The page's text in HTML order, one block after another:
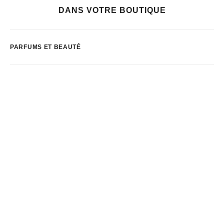
DANS VOTRE BOUTIQUE
PARFUMS ET BEAUTÉ